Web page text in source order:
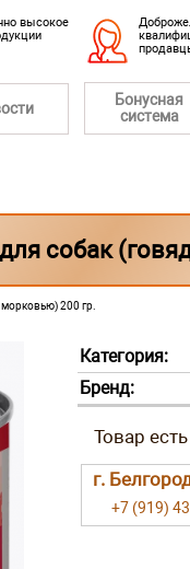
высокое
Бонусная
система
собак
200 гр.
Категория:
Бренд:
г.
+7 (919)